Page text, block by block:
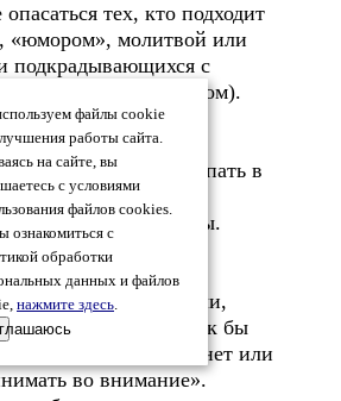
тех, кто подходит
«юмором», молитвой или
подкрадывающихся с
а о национальном).
и вредно вступать в
заботиться об
контрпропаганды.
Мераб
Чхартишвили,
Ничего общего? Как бы
отдельной нации нет или
во внимание».
файлы cookie
работы сайта.
на сайте, вы
с условиями
файлов cookies.
ознакомиться с
обработки
данных и файлов
нажмите здесь.